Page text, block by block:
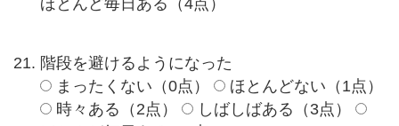
階段を避けるようになった
まったくない（0点）
ほとんどない（1点）
時々ある（2点）
しばしばある（3点）